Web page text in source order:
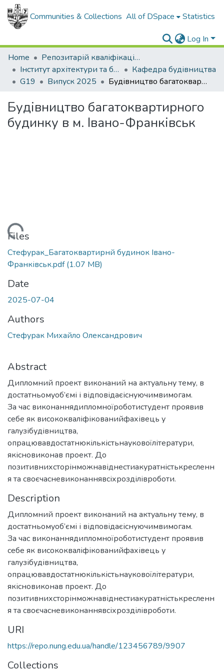
Communities & Collections All of DSpace Statistics
Log In
Home
Репозитарій кваліфікаційних робіт здобувачів вищої освіти
Інститут архітектури та будівництва "ІФНТУНГ-ДонНАБА"
Кафедра будівництва
G19
Випуск 2025 Будівництво багатоквартирного будинку в м. Івано-Франківськ
Будівництво багатоквартирного
будинку в м. Івано-Франківськ
Loading...
Files
Стефурак_Багатоквартирнй будинок Івано-
Франківськ.pdf(1.07 MB)
Date
2025-07-04
Authors
Стефурак Михайло Олександрович
Abstract
Дипломний проект виконаний на актуальну тему, в
достатньомуоб’ємі і відповідаєіснуючимвимогам.
За час виконаннядипломноїроботистудент проявив
себе як висококваліфікованийфахівець у
галузібудівництва,
опрацювавдостатнюкількістьнауковоїлітератури,
якісновиконав проект. До
позитивнихсторінможнавіднестиакуратністькресленн
я та своєчасневиконаннявсіхрозділівроботи.
Description
Дипломний проект виконаний на актуальну тему, в
достатньомуоб’ємі і відповідаєіснуючимвимогам.
За час виконаннядипломноїроботистудент проявив
себе як висококваліфікованийфахівець у
галузібудівництва,
опрацювавдостатнюкількістьнауковоїлітератури,
якісновиконав проект. До
позитивнихсторінможнавіднестиакуратністькресленн
я та своєчасневиконаннявсіхрозділівроботи.
URI
https://repo.nung.edu.ua/handle/123456789/9907
Collections